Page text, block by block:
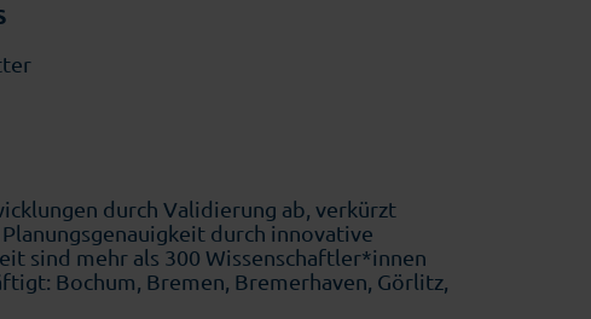
durch Validierung ab, verkürzt
durch innovative
sind mehr als 300 Wissenschaftler*innen
Bochum, Bremen, Bremerhaven, Görlitz,